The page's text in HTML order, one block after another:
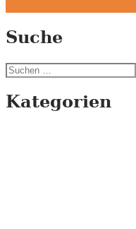
Suche
Suchen
Kategorien